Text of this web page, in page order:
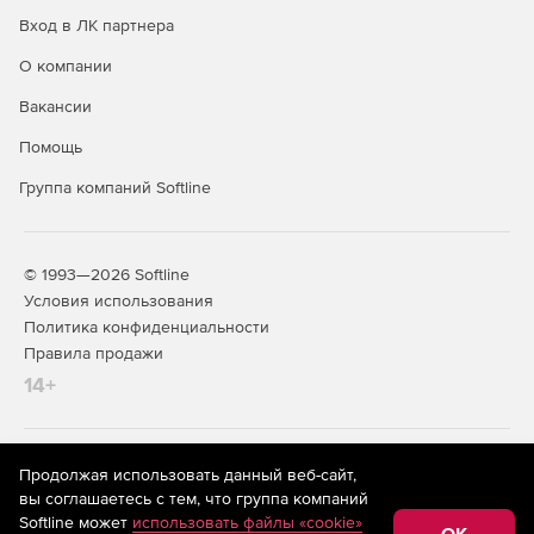
Вход в ЛК партнера
О компании
Вакансии
Помощь
Группа компаний Softline
© 1993—2026 Softline
Условия использования
Политика конфиденциальности
Правила продажи
14+
На информационном ресурсе store.softline.ru применяются
рекомендательные технологии
(информационные технологии
предоставления информации на основе сбора,
систематизации и анализа сведений, относящихся к
Продолжая использовать данный веб-сайт,
вы соглашаетесь с тем, что группа компаний
Softline может использовать файлы «cookie»